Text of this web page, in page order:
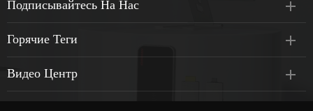
Подписывайтесь На Нас
Горячие Теги
Видео Центр